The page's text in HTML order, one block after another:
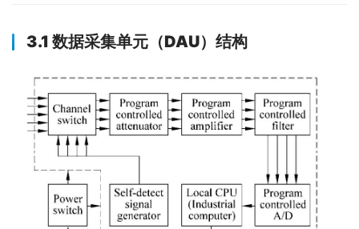
3.1 数据采集单元（DAU）结构